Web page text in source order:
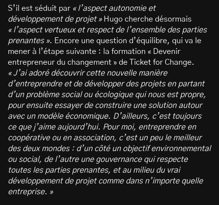
S’il est séduit par « l’aspect autonomie et
développement de projet »Hugo cherche désormais
« l’aspect vertueux et respect de l’ensemble des parties
prenantes ». Encore une question d’équilibre, qui va le
mener à l’étape suivante : la formation « Devenir
entrepreneur du changement » de Ticket for Change.
« J’ai adoré découvrir cette nouvelle manière
d’entreprendre et de développer des projets en partant
d’un problème social ou écologique qui nous est propre,
pour ensuite essayer de construire une solution autour
avec un modèle économique. D’ailleurs, c’est toujours
ce que j’aime aujourd’hui. Pour moi, entreprendre en
coopérative ou en association, c’est un peu le meilleur
des deux mondes : d’un côté un objectif environnemental
ou social, de l’autre une gouvernance qui respecte
toutes les parties prenantes, et au milieu du vrai
développement de projet comme dans n’importe quelle
entreprise. »